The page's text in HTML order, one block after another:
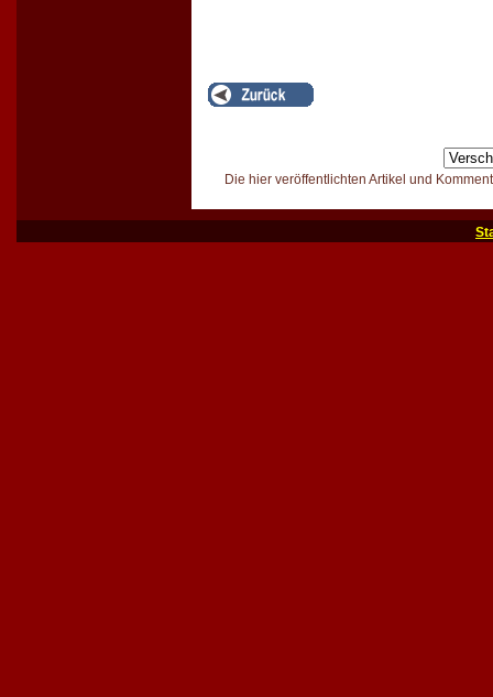
Die hier veröffentlichten Artikel und